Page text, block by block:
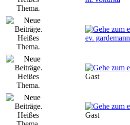
ev. gardemann
Gast
Gast